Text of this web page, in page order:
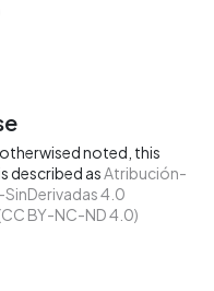
noted, this
described asAtribución-
4.0
BY-NC-ND 4.0)